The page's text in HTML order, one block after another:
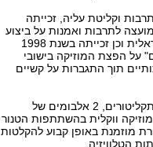
וקליטת עליה, זכייתה
של המועצה לתרבות ואמנות על ביצוע
תזמורתי מצטיין של מוזיקה ישראלית וכן זכייתה בשנת 1998
על הפצת המוזיקה בישובי
תוך התגברות על קשיים
הסינפונייטה הפיקה עד כה 10 תקליטורים, 2 אלבומים של
ווקלית בהשתתפות הטנור
מוזמנת באופן קבוע להקלטות
הטלוויזיה.